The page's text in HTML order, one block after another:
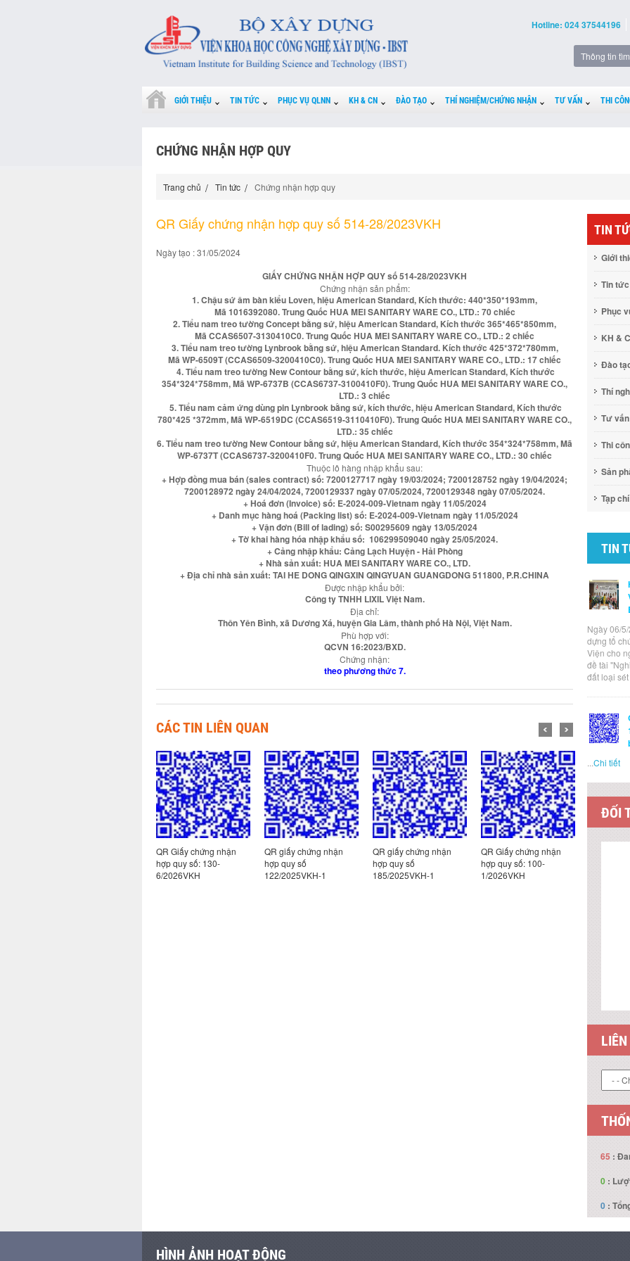
Hotline: 024 37544196
GIỚI THIỆU TIN TỨC PHỤC VỤ QLNN KH & CN ĐÀO TẠO THÍ NGHIỆM/CHỨNG NHẬN TƯ VẤN THI
CHỨNG NHẬN HỢP QUY
Trang chủ Tin tức Chứng nhận hợp quy
QR Giấy chứng nhận hợp quy số 514-28/2023VKH
Ngày tạo : 31/05/2024
GIẤY CHỨNG NHẬN HỢP QUY số 514-28/2023VKH
Chứng nhận sản phẩm:
1. Chậu sứ âm bàn kiểu Loven, hiệu American Standard, Kích thước: 440*350*193mm,
Mã 1016392080. Trung Quốc HUA MEI SANITARY WARE CO., LTD.: 70 chiếc
2. Tiểu nam treo tường Concept bằng sứ, hiệu American Standard, Kích thước 365*465*850mm,
Mã CCAS6507-3130410C0. Trung Quốc HUA MEI SANITARY WARE CO., LTD.: 2 chiếc
3. Tiểu nam treo tường Lynbrook bằng sứ, hiệu American Standard. Kích thước 425*372*780mm,
Mã WP-6509T (CCAS6509-3200410C0). Trung Quốc HUA MEI SANITARY WARE CO., LTD.: 17 chiếc
4. Tiểu nam treo tường New Contour bằng sứ, kích thước, hiệu American Standard, Kích thước
354*324*758mm, Mã WP-6737B (CCAS6737-3100410F0). Trung Quốc HUA MEI SANITARY WARE CO.,
LTD.: 3 chiếc
5. Tiểu nam cảm ứng dùng pin Lynbrook bằng sứ, kích thước, hiệu American Standard, Kích thước
780*425 *372mm, Mã WP-6519DC (CCAS6519-3110410F0). Trung Quốc HUA MEI SANITARY WARE CO.,
LTD.: 35 chiếc
6. Tiểu nam treo tường New Contour bằng sứ, hiệu American Standard, Kích thước 354*324*758mm, Mã
WP-6737T (CCAS6737-3200410F0. Trung Quốc HUA MEI SANITARY WARE CO., LTD.: 30 chiếc
Thuộc lô hàng nhập khẩu sau:
+ Hợp đồng mua bán (sales contract) số: 7200127717 ngày 19/03/2024; 7200128752 ngày 19/04/2024;
7200128972 ngày 24/04/2024, 7200129337 ngày 07/05/2024, 7200129348 ngày 07/05/2024.
+ Hoá đơn (Invoice) số: E-2024-009-Vietnam ngày 11/05/2024
+ Danh mục hàng hoá (Packing list) số: E-2024-009-Vietnam ngày 11/05/2024
+ Vận đơn (Bill of lading) số: S00295609 ngày 13/05/2024
+ Tờ khai hàng hóa nhập khẩu số: 106299509040 ngày 25/05/2024.
+ Cảng nhập khẩu: Cảng Lạch Huyện - Hải Phòng
+ Nhà sản xuất: HUA MEI SANITARY WARE CO., LTD.
+ Địa chỉ nhà sản xuất: TAI HE DONG QINGXIN QINGYUAN GUANGDONG 511800, P.R.CHINA
Được nhập khẩu bởi:
Công ty TNHH LIXIL Việt Nam.
Địa chỉ:
Thôn Yên Bình, xã Dương Xá, huyện Gia Lâm, thành phố Hà Nội, Việt Nam.
Phù hợp với:
QCVN 16:2023/BXD.
Chứng nhận:
theo phương thức 7.
CÁC TIN LIÊN QUAN
QR Giấy chứng nhận
hợp quy số: 130-
6/2026VKH
QR giấy chứng nhận
hợp quy số
122/2025VKH-1
QR giấy chứng nhận
hợp quy số
185/2025VKH-1
QR Giấy chứng nhận
hợp quy số: 100-
1/2026VKH
TIN
Giới
Tin tức
Phục
KH &
Đào
Thí
Tư vấn
Thi
Sản
Tạp chí
TIN
Ngày 06/
dựng tổ
Viện cho
đề tài
đất loại
...Chi tiết
ĐỐI
65 :
0 :
0 :
HÌNH ẢNH HOẠT ĐỘNG